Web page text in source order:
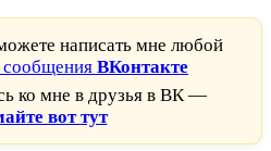
написать мне любой
ВКонтакте
ко мне в друзья в ВК —
вот тут